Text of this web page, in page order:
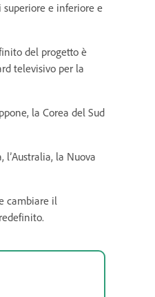
e inferiore e
del progetto è
televisivo per la
la Corea del Sud
l’Australia, la Nuova
cambiare il